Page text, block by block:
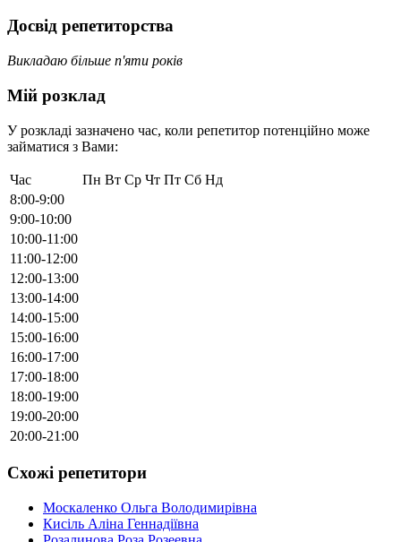
Досвід репетиторства
Викладаю більше п'яти років
Мій розклад
У розкладі зазначено час, коли репетитор потенційно може
займатися з Вами:
Час Пн Вт Ср Чт Пт Сб Нд
8:00-9:00
9:00-10:00
10:00-11:00
11:00-12:00
12:00-13:00
13:00-14:00
14:00-15:00
15:00-16:00
16:00-17:00
17:00-18:00
18:00-19:00
19:00-20:00
20:00-21:00
Схожі репетитори
Москаленко Ольга Володимирівна
Кисіль Аліна Геннадіївна